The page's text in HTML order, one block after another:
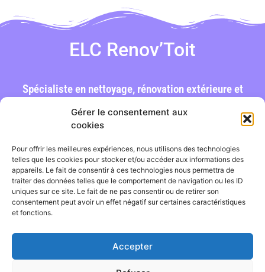
Gérer le consentement aux
cookies
Pour offrir les meilleures expériences, nous utilisons des technologies
telles que les cookies pour stocker et/ou accéder aux informations des
appareils. Le fait de consentir à ces technologies nous permettra de
traiter des données telles que le comportement de navigation ou les ID
uniques sur ce site. Le fait de ne pas consentir ou de retirer son
consentement peut avoir un effet négatif sur certaines caractéristiques
et fonctions.
Accepter
Votre avis sur ELC Renov’Toit
Votre nom
Envoyez votre avis
ELC Renov’Toit
Spécialiste en nettoyage, rénovation extérieure et
démolition à Hennebont et dans le Morbihan.
Vues : 398